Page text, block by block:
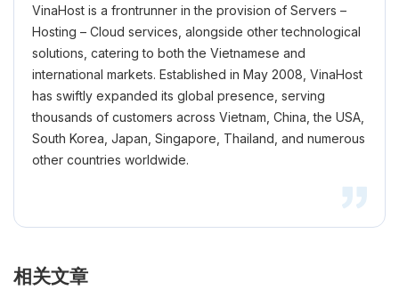
VinaHost is a frontrunner in the provision of Servers –
Hosting – Cloud services, alongside other technological
solutions, catering to both the Vietnamese and
international markets. Established in May 2008, VinaHost
has swiftly expanded its global presence, serving
thousands of customers across Vietnam, China, the USA,
South Korea, Japan, Singapore, Thailand, and numerous
other countries worldwide.
相关文章